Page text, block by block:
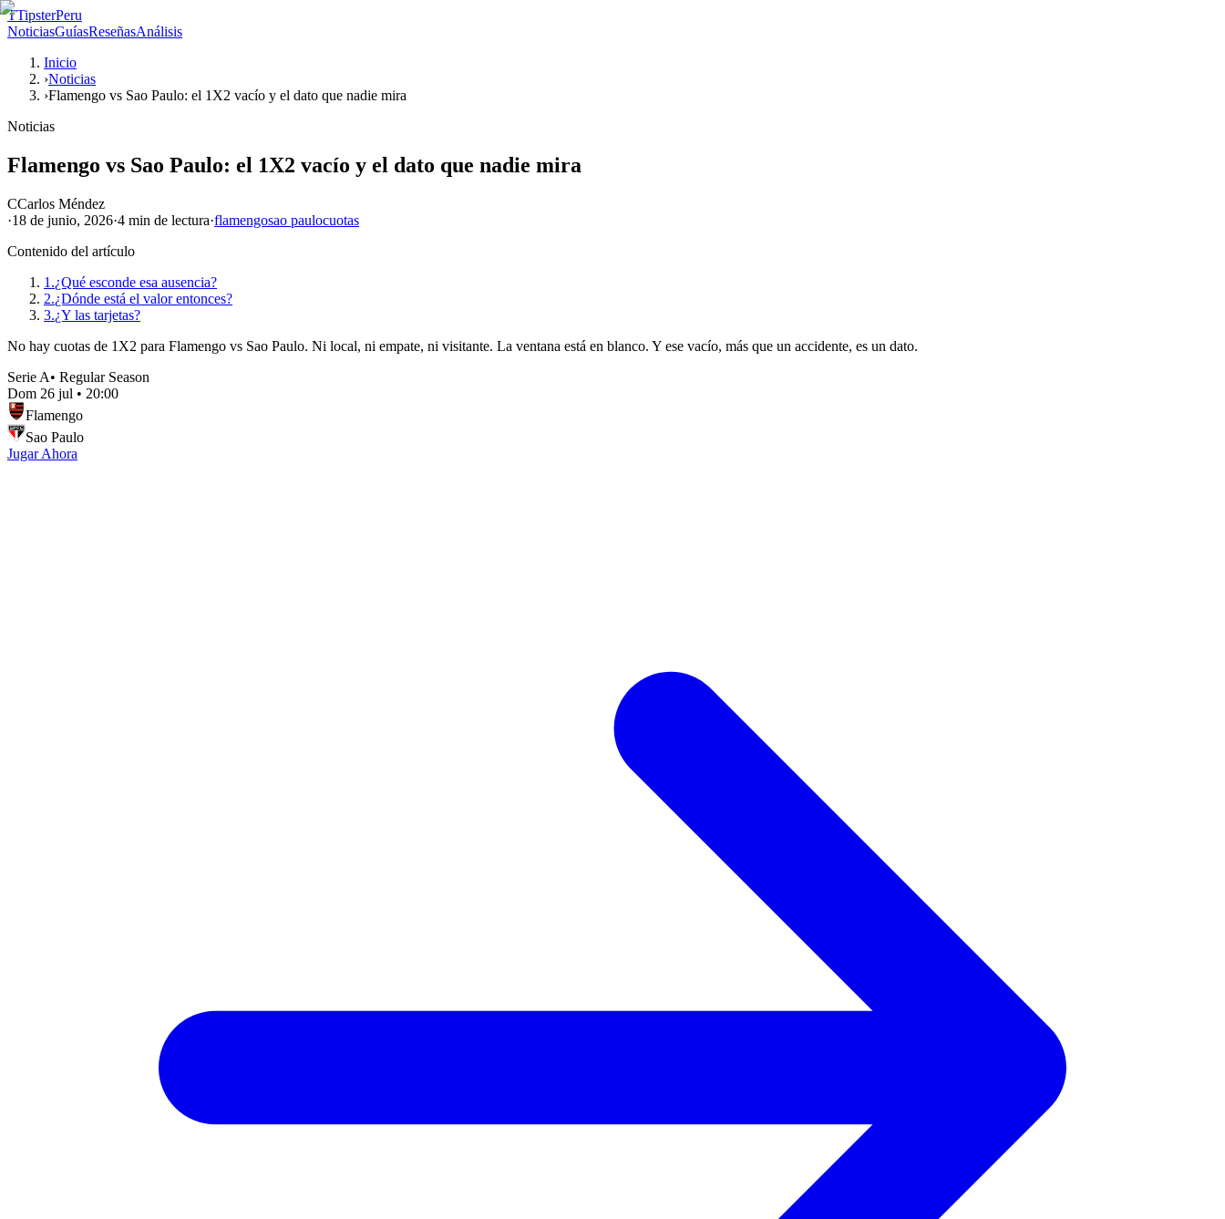
TTipsterPeru
NoticiasGuíasReseñasAnálisis
Inicio
›Noticias
›Flamengo vs Sao Paulo: el 1X2 vacío y el dato que nadie mira
Noticias
Flamengo vs Sao Paulo: el 1X2 vacío y el dato que nadie mira
CCarlos Méndez
·18 de junio, 2026·4 min de lectura·flamengosao paulocuotas
Contenido del artículo
1.¿Qué esconde esa ausencia?
2.¿Dónde está el valor entonces?
3.¿Y las tarjetas?
No hay cuotas de 1X2 para Flamengo vs Sao Paulo. Ni local, ni empate, ni visitante. La ventana está en blanco. Y ese vacío, más que un accidente, es un dato.
Serie A• Regular Season
Dom 26 jul • 20:00
Flamengo
Sao Paulo
Jugar Ahora